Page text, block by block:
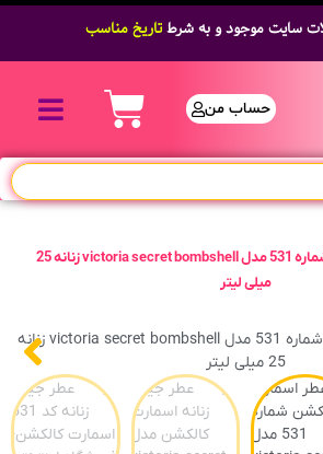
سایت موجود و به شرطتاریخ مناسب
حساب من
عطر اسمارت کالکشن شماره 531 مدل victoria secret bombshell زنانه 25
میلی لیتر